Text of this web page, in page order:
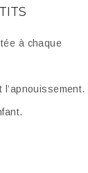
à chaque